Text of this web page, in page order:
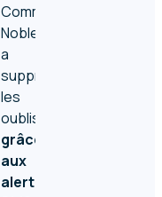
Comment
Noblet
a
supprimé
les
oublis
grâce
aux
alertes